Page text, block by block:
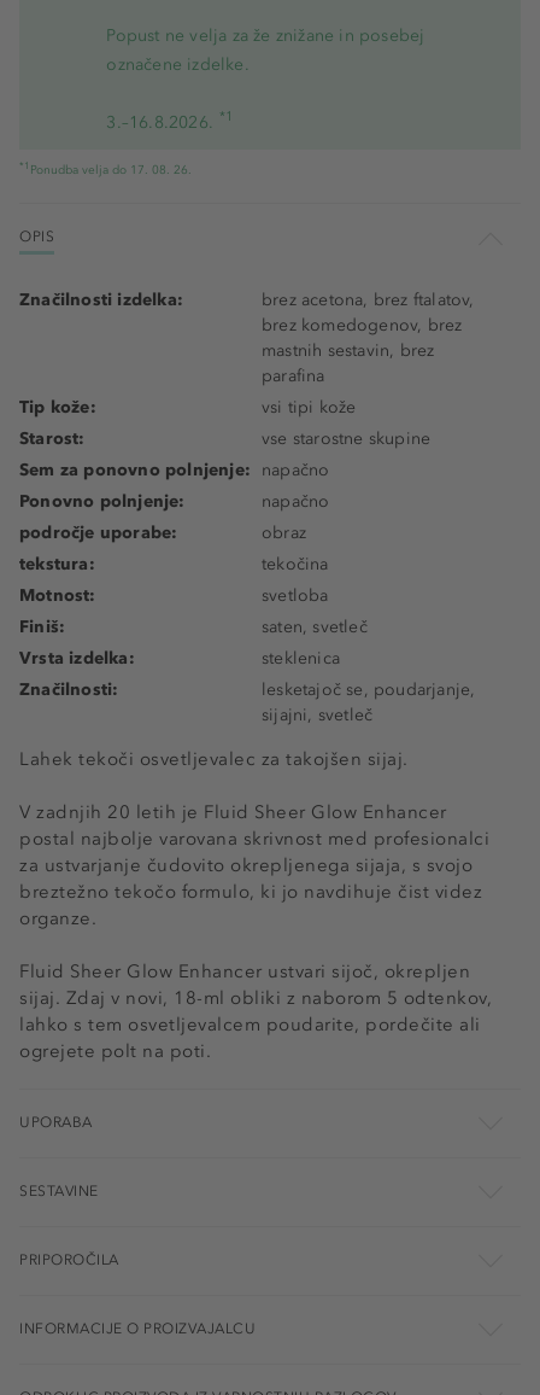
Popust ne velja za že znižane in posebej
označene izdelke.
3.–16.8.2026. *1
*1 Ponudba velja do 17. 08. 26.
OPIS
Lahek tekoči osvetljevalec za takojšen sijaj.
V zadnjih 20 letih je Fluid Sheer Glow Enhancer
postal najbolje varovana skrivnost med profesionalci
za ustvarjanje čudovito okrepljenega sijaja, s svojo
breztežno tekočo formulo, ki jo navdihuje čist videz
organze.
Fluid Sheer Glow Enhancer ustvari sijoč, okrepljen
sijaj. Zdaj v novi, 18-ml obliki z naborom 5 odtenkov,
lahko s tem osvetljevalcem poudarite, pordečite ali
ogrejete polt na poti.
Značilnosti izdelka:
brez acetona, brez ftalatov,
brez komedogenov, brez
mastnih sestavin, brez
parafina
Tip kože:
vsi tipi kože
Starost:
vse starostne skupine
Sem za ponovno polnjenje:
napačno
Ponovno polnjenje:
napačno
področje uporabe:
obraz
tekstura:
tekočina
Motnost:
svetloba
Finiš:
saten, svetleč
Vrsta izdelka:
steklenica
Značilnosti:
lesketajoč se, poudarjanje,
sijajni, svetleč
UPORABA
SESTAVINE
PRIPOROČILA
INFORMACIJE O PROIZVAJALCU